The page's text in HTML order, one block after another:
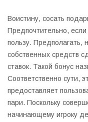
Воистину, сосать
Предпочтительно, если
пользу. Предполагать,
собственных средств
ставок. Такой бонус
Соответственно сути,
предоставляет
пари. Поскольку
начинающему игроку